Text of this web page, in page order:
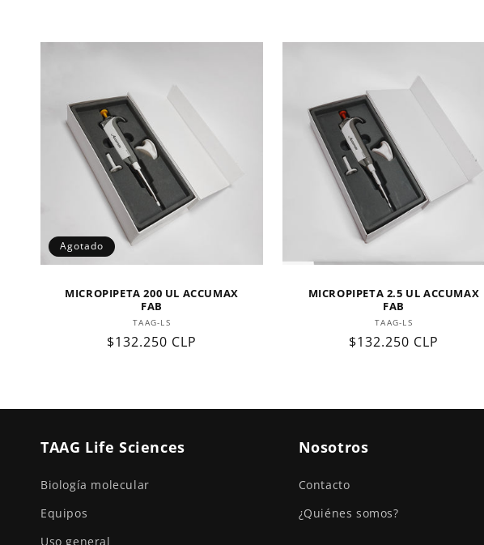
Agotado
MICROPIPETA 200 UL ACCUMAX
FAB
Proveedor:
TAAG-LS
Precio
$132.250 CLP
MICROPIPETA 2.5 UL ACCUMAX
FAB
Proveedor:
TAAG-LS
Precio
$132.250 CLP
TAAG Life Sciences
Biología molecular
Equipos
Uso general
Nosotros
Contacto
¿Quiénes somos?